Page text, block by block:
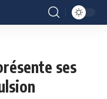
ses